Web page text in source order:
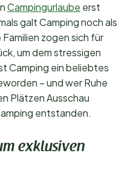
Campingurlaube erst
galt Camping noch als
zogen sich für
um dem stressigen
Camping ein beliebtes
– und wer Ruhe
Plätzen Ausschau
entstanden.
exklusiven